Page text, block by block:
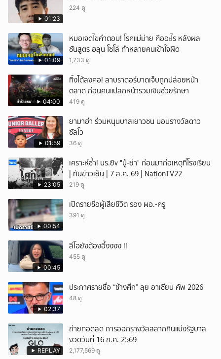
01:23
224 ดู
01:09
หมอเจดไขคำตอบ! โรคแม่ม่าย คืออะไร หลังผล
ชันสูตร ฮลุน โซโล่ ทำหลายคนเข้าใจผิด
1,733 ดู
04:00
ทิ้งได้ลงคอ! ลาบราดอร์บาดเจ็บถูกปล่อยหน้า
ตลาด ก่อนคนแปลกหน้ารวมเงินช่วยรักษา
419 ดู
01:59
ยามาฮ่า ร่วมหนุนบาสเยาวชน มอบรางวัลดาว
ซัลโว
36 ดู
23:05
เคราะห์ซ้ำ! นร.ยิv "ปู่-ย่า" ก่อนมาก่อเหตุที่โรงเรียน
| ทันข่าวเย็น | 7 ส.ค. 69 | NationTV22
219 ดู
00:54
เปิดรายชื่อผู้เสียชีวิต รอง ผอ.-ครู
391 ดู
00:45
ลีโอยังต้องอึ้งงงง !!
455 ดู
02:37
ประกาศรายชื่อ “ช้างศึก” ลุย อาเซียน คัพ 2026
48 ดู
REPLAY
ถ่ายทอดสด การออกรางวัลสลากกินแบ่งรัฐบาล
งวดวันที่ 16 ก.ค. 2569
2,177,569 ดู